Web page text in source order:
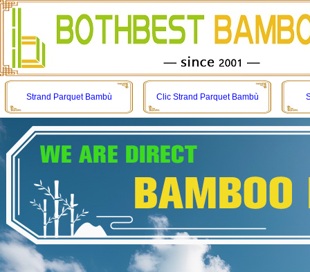
Strand Parquet Bambù Clic Strand Parquet Bambù